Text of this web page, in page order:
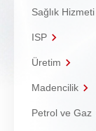
Sağlık Hizmeti
ISP
Üretim
Madencilik
Petrol ve Gaz